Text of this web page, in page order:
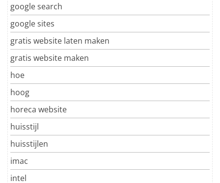
google search
google sites
gratis website laten maken
gratis website maken
hoe
hoog
horeca website
huisstijl
huisstijlen
imac
intel